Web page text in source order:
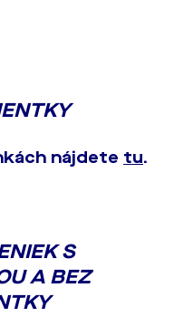
nájdete tu.
S
A BEZ